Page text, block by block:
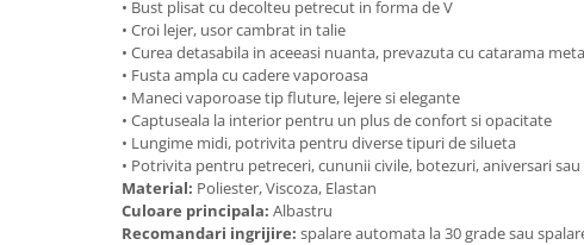
• Bust plisat cu decolteu petrecut in forma de V
• Croi lejer, usor cambrat in talie
• Curea detasabila in aceeasi nuanta, prevazuta cu catarama
• Fusta ampla cu cadere vaporoasa
• Maneci vaporoase tip fluture, lejere si elegante
• Captuseala la interior pentru un plus de confort si opacitate
• Lungime midi, potrivita pentru diverse tipuri de silueta
• Potrivita pentru petreceri, cununii civile, botezuri, aniversari
Material: Poliester, Viscoza, Elastan
Culoare principala: Albastru
Recomandari ingrijire: spalare automata la 30 grade sau